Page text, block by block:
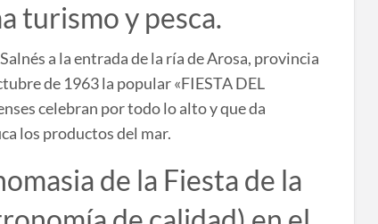
turismo y pesca.
a la entrada de la ría de Arosa, provincia
de 1963 la popular «FIESTA DEL
celebran por todo lo alto y que da
los productos del mar.
de la Fiesta de la